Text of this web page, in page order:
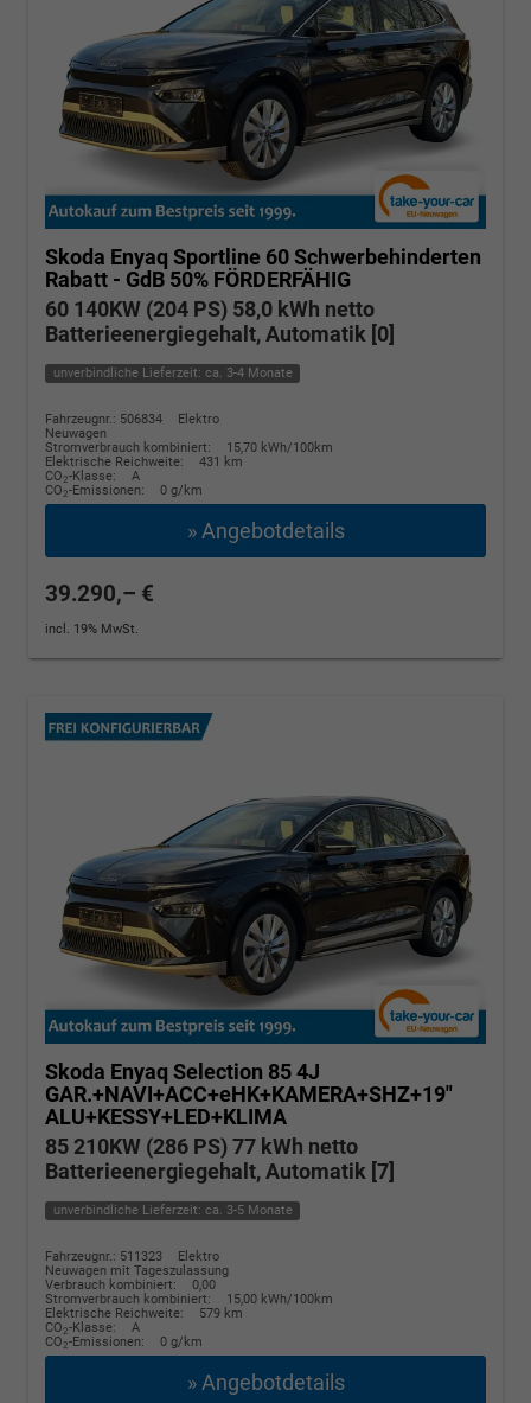
Skoda Enyaq Sportline 60 Schwerbehinderten
Rabatt - GdB 50% FÖRDERFÄHIG
60 140KW (204 PS) 58,0 kWh netto
Batterieenergiegehalt, Automatik [0]
unverbindliche Lieferzeit: ca. 3-4 Monate
Fahrzeugnr.: 506834
Elektro
Neuwagen
Stromverbrauch kombiniert:
15,70 kWh/100km
Elektrische Reichweite:
431 km
CO2-Klasse:
A
CO2-Emissionen: 0 g/km
» Angebotdetails
39.290,– €
incl. 19% MwSt.
Skoda Enyaq Selection 85 4J
GAR.+NAVI+ACC+eHK+KAMERA+SHZ+19"
ALU+KESSY+LED+KLIMA
85 210KW (286 PS) 77 kWh netto
Batterieenergiegehalt, Automatik [7]
unverbindliche Lieferzeit: ca. 3-5 Monate
Fahrzeugnr.: 511323
Elektro
Neuwagen mit Tageszulassung
Verbrauch kombiniert:
0,00
Stromverbrauch kombiniert:
15,00 kWh/100km
Elektrische Reichweite:
579 km
CO2-Klasse:
A
CO2-Emissionen: 0 g/km
» Angebotdetails